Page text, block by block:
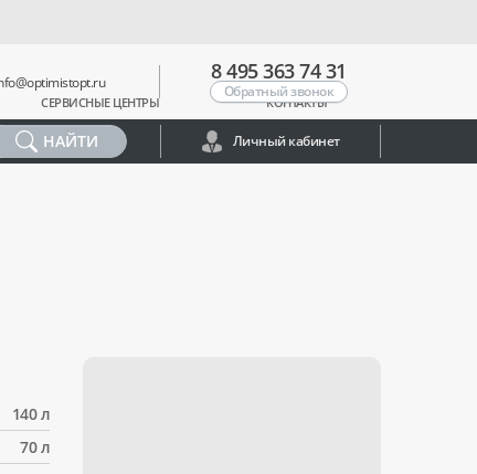
СЕРВИСНЫЕ ЦЕНТРЫ КОНТАКТЫ
8 495 363 74 31
Обратный звонок
НАЙТИ Личный кабинет
140 л
70 л